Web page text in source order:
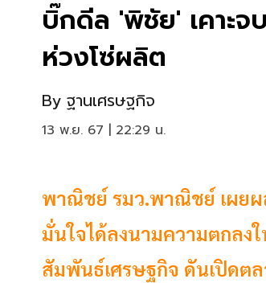
บิ๊กดีล 'พิชัย' เคาะจ
ห่วงโซ่ผลิต
By ฐานเศรษฐกิจ
13 พ.ย. 67 | 22:29 น.
พาณิชย์ รมว.พาณิชย์ เผยผล
มั่นใจได้ลงนามความตกลง
สัมพันธ์เศรษฐกิจ ดันเปิดต